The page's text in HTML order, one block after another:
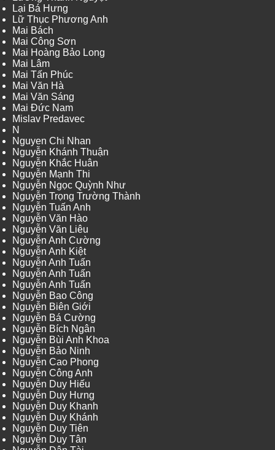
Lại Bá Hưng
Lữ Thục Phương Anh
Mai Bách
Mai Công Sơn
Mai Hoàng Bảo Long
Mai Lâm
Mai Tấn Phúc
Mai Văn Hà
Mai Văn Sáng
Mai Đức Nam
Mislav Predavec
N
Nguyen Chi Nhan
Nguyễn Khánh Thuận
Nguyễn Khắc Huân
Nguyễn Mạnh Thi
Nguyễn Ngọc Quỳnh Như
Nguyễn Trọng Trường Thành
Nguyễn Tuấn Anh
Nguyễn Văn Hào
Nguyễn Văn Liêu
Nguyễn Anh Cường
Nguyễn Anh Kiệt
Nguyễn Anh Tuấn
Nguyễn Anh Tuấn
Nguyễn Anh Tuấn
Nguyễn Bao Công
Nguyễn Biên Giới
Nguyễn Bá Cường
Nguyễn Bích Ngân
Nguyễn Bùi Anh Khoa
Nguyễn Bảo Ninh
Nguyễn Cao Phong
Nguyễn Công Anh
Nguyễn Duy Hiếu
Nguyễn Duy Hưng
Nguyễn Duy Khanh
Nguyễn Duy Khánh
Nguyễn Duy Tiên
Nguyễn Duy Tân